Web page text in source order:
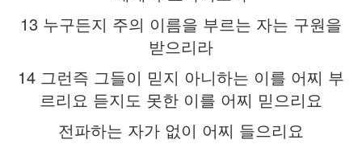
13 누구든지 주의 이름을 부르는 자는 구원을
받으리라
14 그런즉 그들이 믿지 아니하는 이를 어찌 부
르리요 듣지도 못한 이를 어찌 믿으리요
전파하는 자가 없이 어찌 들으리요